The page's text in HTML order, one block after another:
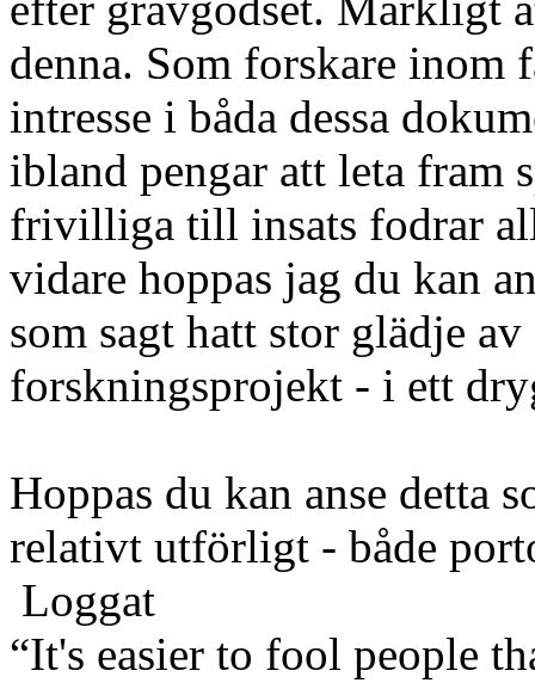
denna. Som forskare inom
intresse i båda dessa
ibland pengar att leta fram
frivilliga till insats fodrar
vidare hoppas jag du kan
som sagt hatt stor glädje
forskningsprojekt - i ett
Hoppas du kan anse detta
relativt utförligt - både
Loggat
“It's easier to fool people